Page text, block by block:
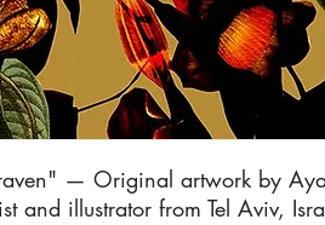
— Original artwork by
and illustrator from Tel Aviv,